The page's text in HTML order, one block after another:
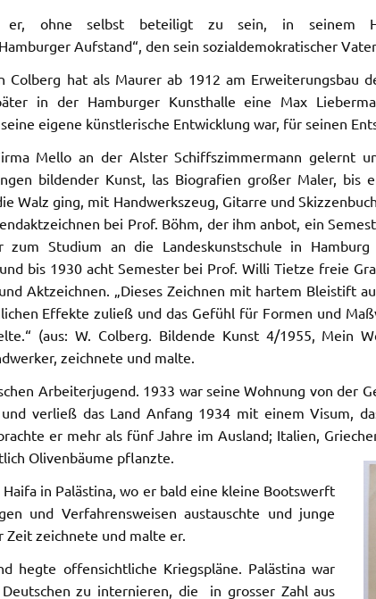
er, ohne selbst beteiligt zu sein, in seinem
Aufstand“, den sein sozialdemokratischer
Colberg hat als Maurer ab 1912 am Erweiterungsbau
in der Hamburger Kunsthalle eine Max
eigene künstlerische Entwicklung war, für seinen
Mello an der Alster Schiffszimmermann gelernt
bildender Kunst, las Biografien großer Maler,
Walz ging, mit Handwerkszeug, Gitarre und
bei Prof. Böhm, der ihm anbot, ein
zum Studium an die Landeskunstschule in
bis 1930 acht Semester bei Prof. Willi Tietze freie
Aktzeichnen. „Dieses Zeichnen mit hartem Bleistift
Effekte zuließ und das Gefühl für Formen und
(aus: W. Colberg. Bildende Kunst 4/1955, Mein
zeichnete und malte.
Arbeiterjugend. 1933 war seine Wohnung von der
verließ das Land Anfang 1934 mit einem Visum,
er mehr als fünf Jahre im Ausland; Italien,
Olivenbäume pflanzte.
in Palästina, wo er bald eine kleine Bootswerft
und Verfahrensweisen austauschte und junge
Zeit zeichnete und malte er.
hegte offensichtliche Kriegspläne. Palästina war
zu internieren, die in grosser Zahl aus